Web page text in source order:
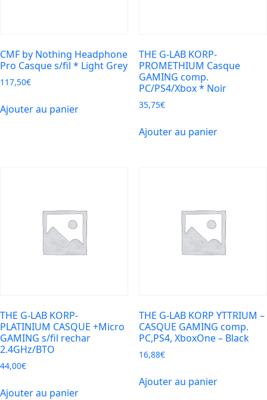
CMF by Nothing Headphone
Pro Casque s/fil * Light Grey
117,50€
Ajouter au panier
THE G-LAB KORP-
PROMETHIUM Casque
GAMING comp.
PC/PS4/Xbox * Noir
35,75€
Ajouter au panier
THE G-LAB KORP-
PLATINIUM CASQUE +Micro
GAMING s/fil rechar
2.4GHz/BTO
44,00€
Ajouter au panier
THE G-LAB KORP YTTRIUM –
CASQUE GAMING comp.
PC,PS4, XboxOne – Black
16,88€
Ajouter au panier